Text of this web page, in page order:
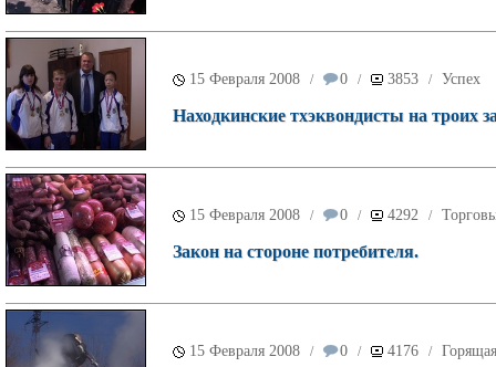
15 Февраля 2008 / 0 / 3853 / Успех
Находкинские тхэквондисты на троих
15 Февраля 2008 / 0 / 4292 /
Закон на стороне потребителя.
15 Февраля 2008 / 0 / 4176 /